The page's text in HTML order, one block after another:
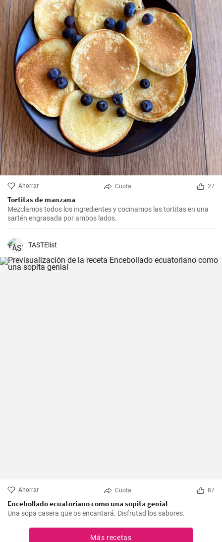
Ahorrar Cuota 27
Tortitas de manzana
Mezclamos todos los ingredientes y cocinamos las tortitas en una
sartén engrasada por ambos lados.
TASTElist
Ahorrar Cuota 87
Encebollado ecuatoriano como una sopita genial
Una sopa casera que os encantará. Disfrutad los sabores.
Más recetas